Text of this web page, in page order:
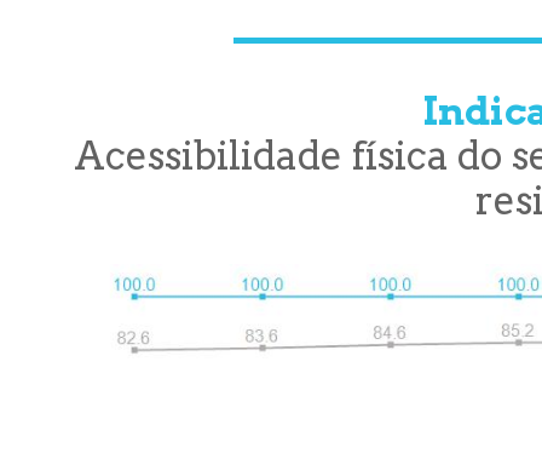
Acessibilidade física do